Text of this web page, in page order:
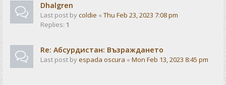
Dhalgren
Last post bycoldie « Thu Feb 23, 2023 7:08 pm
Replies: 1
Re: Абсурдистан: Възраждането
Last post byespada oscura « Mon Feb 13, 2023 8:45 pm